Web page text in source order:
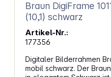
Braun DigiFrame 1011
(10,1) schwarz
Artikel-Nr.:
177356
Digitaler Bilderrahmen
mobil schwarz. Der